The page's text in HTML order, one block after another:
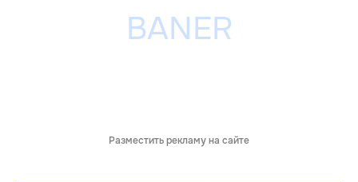
Разместить рекламу на сайте